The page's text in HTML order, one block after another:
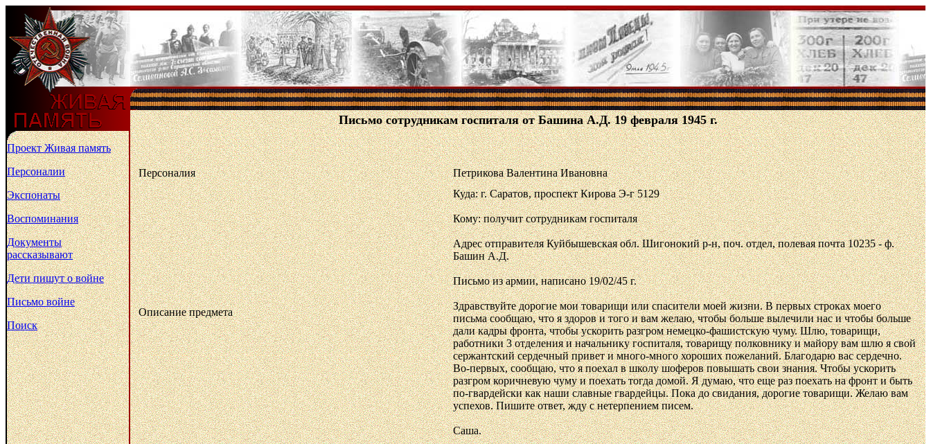
Письмо сотрудникам госпиталя от Башина А.Д. 19 февраля 1945 г.
Проект Живая память
Персоналии
Экспонаты
Воспоминания
Документы
рассказывают
Дети пишут о войне
Письмо войне
Поиск
Персоналия Петрикова Валентина Ивановна
Описание предмета
Куда: г. Саратов, проспект Кирова Э-г 5129
Кому: получит сотрудникам госпиталя
Адрес отправителя Куйбышевская обл. Шигонокий р-н, поч. отдел, полевая почта 10235 - ф.
Башин А.Д.
Письмо из армии, написано 19/02/45 г.
Здравствуйте дорогие мои товарищи или спасители моей жизни. В первых строках моего
письма сообщаю, что я здоров и того и вам желаю, чтобы больше вылечили нас и чтобы больше
дали кадры фронта, чтобы ускорить разгром немецко-фашистскую чуму. Шлю, товарищи,
работники 3 отделения и начальнику госпиталя, товарищу полковнику и майору вам шлю я свой
сержантский сердечный привет и много-много хороших пожеланий. Благодарю вас сердечно.
Во-первых, сообщаю, что я поехал в школу шоферов повышать свои знания. Чтобы ускорить
разгром коричневую чуму и поехать тогда домой. Я думаю, что еще раз поехать на фронт и быть
по-гвардейски как наши славные гвардейцы. Пока до свидания, дорогие товарищи. Желаю вам
успехов. Пишите ответ, жду с нетерпением писем.
Саша.